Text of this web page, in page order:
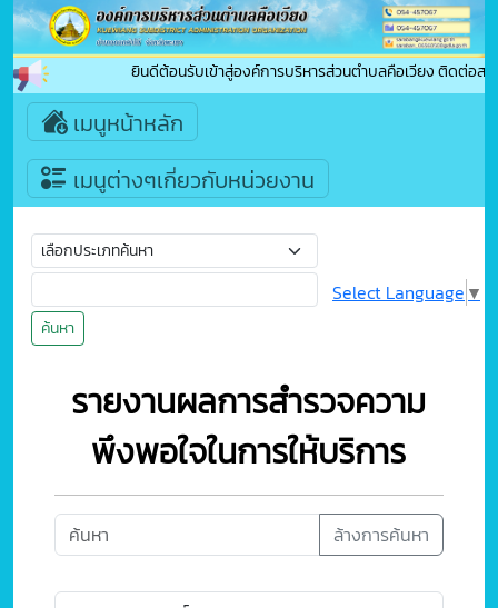
ยินดีต้อนรับเข้าสู่องค์การบริหารส่วนตำบลคือเวียง ติดต่อส
เมนูหน้าหลัก
เมนูต่างๆเกี่ยวกับหน่วยงาน
ค้นหา
Select Language ▼
รายงานผลการสำรวจความ
พึงพอใจในการให้บริการ
ล้างการค้นหา